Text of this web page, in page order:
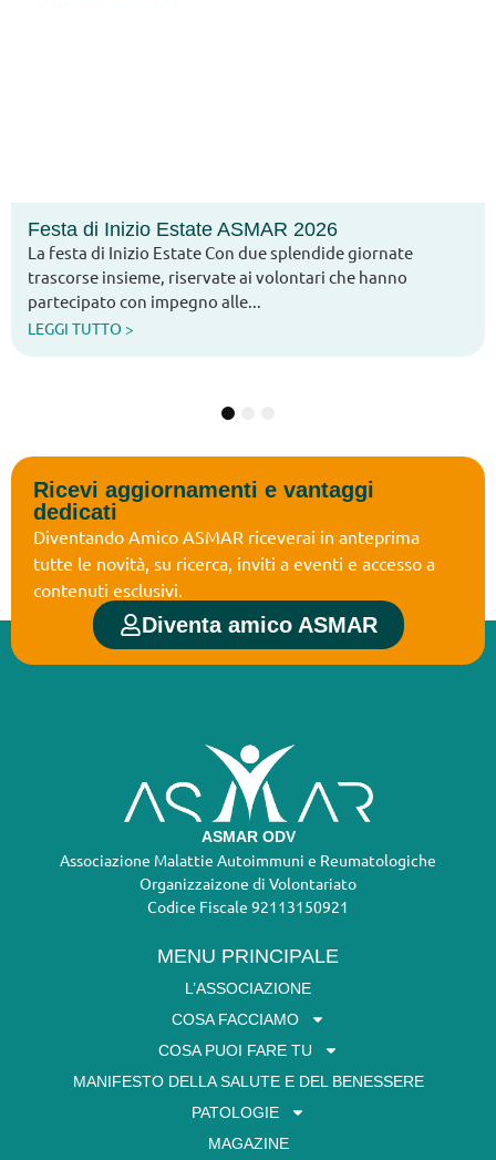
Festa di Inizio Estate ASMAR 2026
La festa di Inizio Estate Con due splendide giornate
trascorse insieme, riservate ai volontari che hanno
partecipato con impegno alle...
LEGGI TUTTO >
Ricevi aggiornamenti e vantaggi
dedicati
Diventando Amico ASMAR riceverai in anteprima
tutte le novità, su ricerca, inviti a eventi e accesso a
contenuti esclusivi.
Diventa amico ASMAR
ASMAR ODV
Associazione Malattie Autoimmuni e Reumatologiche
Organizzaizone di Volontariato
Codice Fiscale 92113150921
MENU PRINCIPALE
L’ASSOCIAZIONE
COSA FACCIAMO
COSA PUOI FARE TU
MANIFESTO DELLA SALUTE E DEL BENESSERE
PATOLOGIE
MAGAZINE